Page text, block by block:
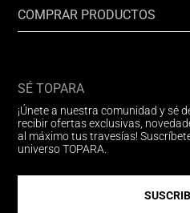
COMPRAR PRODUCTOS
SÉ TOPARA
¡Únete a nuestra comunidad y sé
recibir ofertas exclusivas,
al máximo tus travesías!
universo TOPARA.